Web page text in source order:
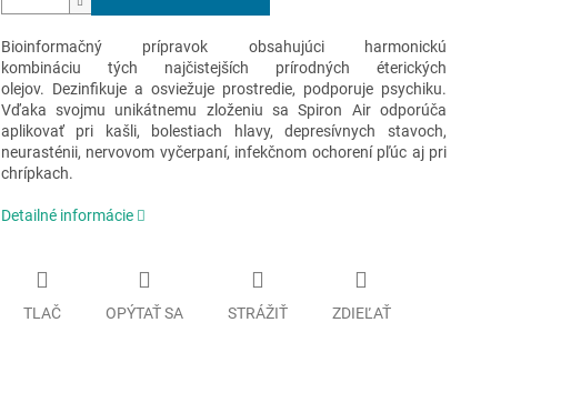
Bioinformačný prípravok obsahujúci harmonickú
kombináciu tých najčistejších prírodných éterických
olejov. Dezinfikuje a osviežuje prostredie, podporuje psychiku.
Vďaka svojmu unikátnemu zloženiu sa Spiron Air odporúča
aplikovať pri kašli, bolestiach hlavy, depresívnych stavoch,
neurasténii, nervovom vyčerpaní, infekčnom ochorení pľúc aj pri
chrípkach.
Detailné informácie
TLAČ OPÝTAŤ SA STRÁŽIŤ ZDIEĽAŤ